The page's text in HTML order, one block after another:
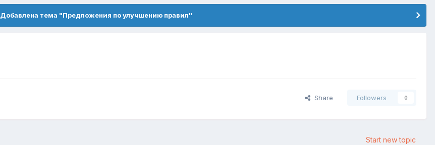
Добавлена тема "Предложения по улучшению правил"
Share Followers 0
Start new topic